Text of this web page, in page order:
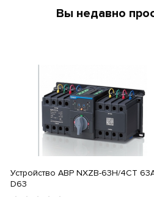
Вы недавно
Устройство АВР NXZB-63H/4CT
D63